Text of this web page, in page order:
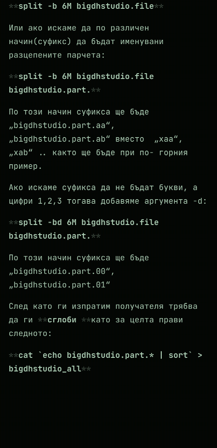
split -b 6M bigdhstudio.file
Или ако искаме да по различен
начин(суфикс) да бъдат именувани
разцепените парчета:
split -b 6M bigdhstudio.file
bigdhstudio.part.
По този начин суфикса ще бъде
„bigdhstudio.part.aa“,
„bigdhstudio.part.ab“ вместо „xaa“,
„xab“ .. както ще бъде при по- горния
пример.
Ако искаме суфикса да не бъдат букви, а
цифри 1,2,3 тогава добавяме аргумента -d:
split -bd 6M bigdhstudio.file
bigdhstudio.part.
По този начин суфикса ще бъде
„bigdhstudio.part.00“,
„bigdhstudio.part.01“
След като ги изпратим получателя трябва
да ги
сглоби
като за целта прави
следното:
cat `echo bigdhstudio.part.* | sort` >
bigdhstudio_all